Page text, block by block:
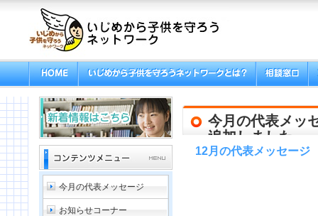
今月の代表メッセージ
お知らせコーナー
今月の代表メッ
追加しました
12月の代表メッセージ